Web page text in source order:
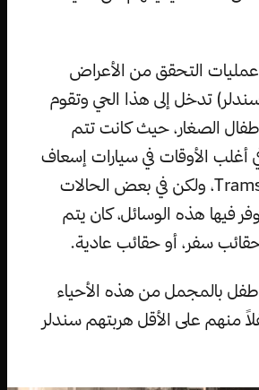
التحقق من الأعراض
تدخل إلى هذا الحي وتقوم
الصغار، حيث كانت تتم
أغلب الأوقات في سيارات إسعاف
أو قطارات (الترام) Trams، ولكن في بعض الحالات
فيها هذه الوسائل، كان يتم
سفر، أو حقائب عادية.
تم تهريب 2,500 طفل بالمجمل من هذه الأحياء
400 طفلاً منهم على الأقل هربتهم سندلر